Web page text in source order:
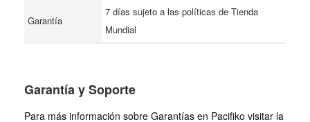
Garantía
7 días sujeto a las políticas de Tienda
Mundial
Garantía y Soporte
Para más información sobre Garantías en Pacifiko visitar la